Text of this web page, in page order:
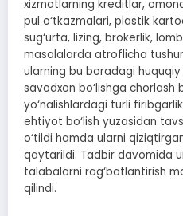
xizmatlarning kreditlar,
pul o‘tkazmalari, plastik
sug‘urta, lizing, brokerlik,
masalalarda atroflicha
ularning bu boradagi huquqiy
savodxon bo‘lishga chorlash
yo‘nalishlardagi turli
ehtiyot bo‘lish yuzasidan
o‘tildi hamda ularni
qaytarildi. Tadbir davomida
talabalarni rag‘batlantirish
qilindi.